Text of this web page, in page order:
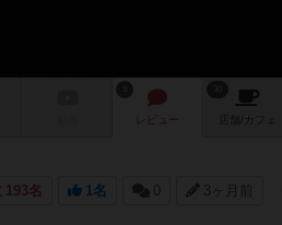
レビュー 店舗/ カフェ
193名 1名 0 3ヶ月前